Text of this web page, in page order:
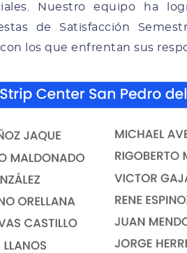
Nuestro equipo ha
de Satisfacción
los que enfrentan sus